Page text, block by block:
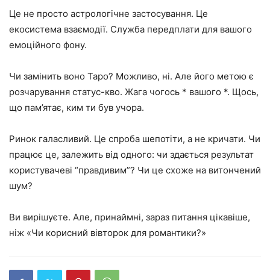
Це не просто астрологічне застосування. Це
екосистема взаємодії. Служба передплати для вашого
емоційного фону.
Чи замінить воно Таро? Можливо, ні. Але його метою є
розчарування статус-кво. Жага чогось * вашого *. Щось,
що пам’ятає, ким ти був учора.
Ринок галасливий. Це спроба шепотіти, а не кричати. Чи
працює це, залежить від одного: чи здається результат
користувачеві “правдивим”? Чи це схоже на витончений
шум?
Ви вирішуєте. Але, принаймні, зараз питання цікавіше,
ніж «Чи корисний вівторок для романтики?»